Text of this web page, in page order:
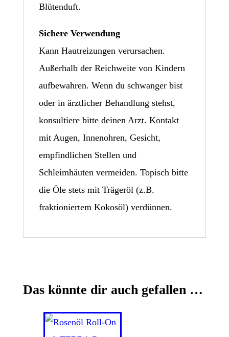
Blütenduft.
Sichere Verwendung
Kann Hautreizungen verursachen.
Außerhalb der Reichweite von Kindern
aufbewahren. Wenn du schwanger bist
oder in ärztlicher Behandlung stehst,
konsultiere bitte deinen Arzt. Kontakt
mit Augen, Innenohren, Gesicht,
empfindlichen Stellen und
Schleimhäuten vermeiden. Topisch bitte
die Öle stets mit Trägeröl (z.B.
fraktioniertem Kokosöl) verdünnen.
Das könnte dir auch gefallen …